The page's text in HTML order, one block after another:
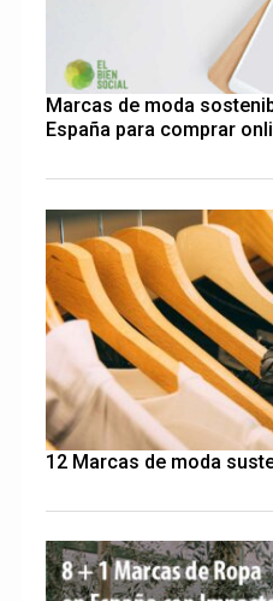
Marcas de moda
España para comprar
12 Marcas de moda